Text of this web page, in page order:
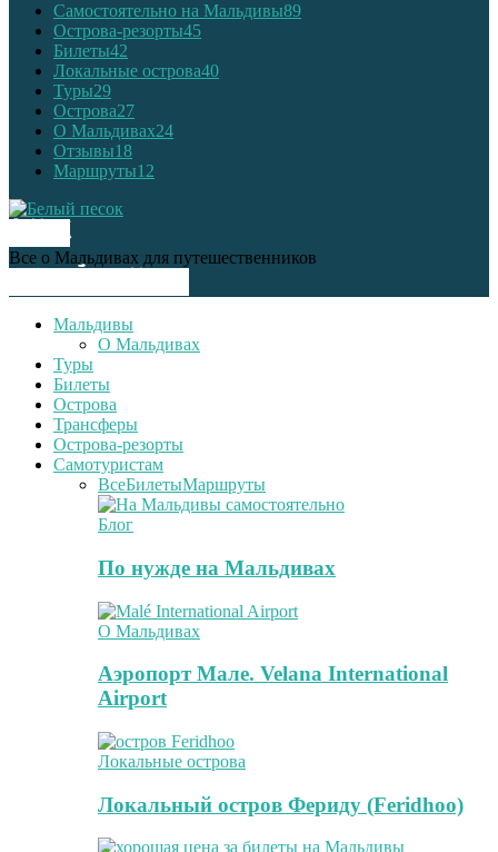
Самостоятельно на Мальдивы89
Острова-резорты45
Билеты42
Локальные острова40
Туры29
Острова27
О Мальдивах24
Отзывы18
Маршруты12
Все о Мальдивах для путешественников
Мальдивы
О Мальдивах
Туры
Билеты
Острова
Трансферы
Острова-резорты
Самотуристам
ВсеБилетыМаршруты
Блог
По нужде на Мальдивах
О Мальдивах
Аэропорт Мале. Velana International
Airport
Локальные острова
Локальный остров Фериду (Feridhoo)